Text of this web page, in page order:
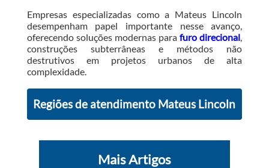
Empresas especializadas como a Mateus Lincoln
desempenham papel importante nesse avanço,
oferecendo soluções modernas parafuro direcional,
construções subterrâneas e métodos não
destrutivos em projetos urbanos de alta
complexidade.
Regiões de atendimento Mateus Lincoln
Mais Artigos